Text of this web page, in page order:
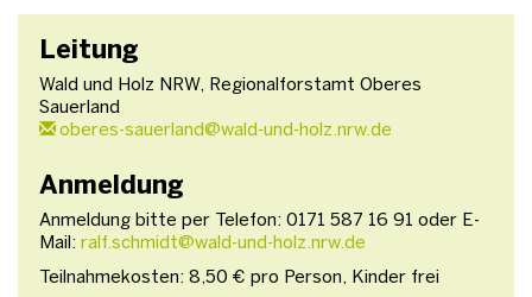
Leitung
Wald und Holz NRW, Regionalforstamt Oberes
Sauerland
oberes-sauerland@wald-und-holz.nrw.de
Anmeldung
Anmeldung bitte per Telefon: 0171 587 16 91 oder E-
Mail: ralf.schmidt@wald-und-holz.nrw.de
Teilnahmekosten: 8,50 € pro Person, Kinder frei